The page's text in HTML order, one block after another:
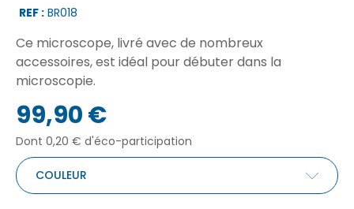
REF : BR018
Ce microscope, livré avec de nombreux
accessoires, est idéal pour débuter dans la
microscopie.
99,90 €
Dont 0,20 € d'éco-participation
COULEUR